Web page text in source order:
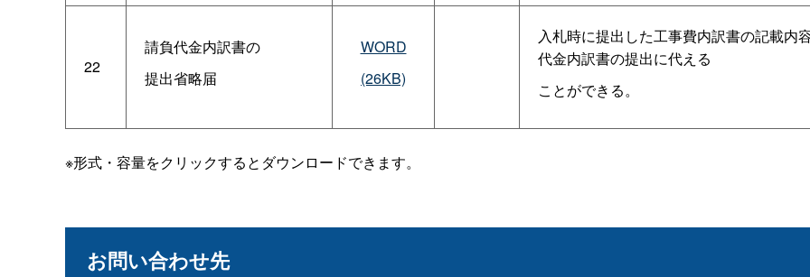
22
請負代金内訳書の
提出省略届
WORD
(26KB)
入札時に提出した工事費内訳書の記載内
代金内訳書の提出に代える
ことができる。
※形式・容量をクリックするとダウンロードできます。
お問い合わせ先